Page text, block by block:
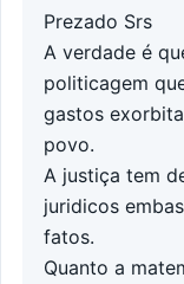
Prezado Srs
A verdade é
politicagem
gastos
povo.
A justiça tem
juridicos
fatos.
Quanto a